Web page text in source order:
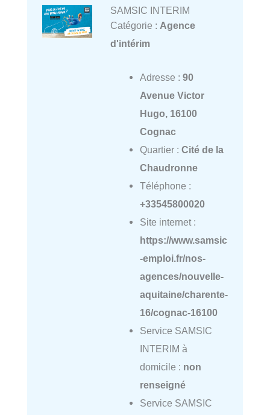
SAMSIC INTERIM
Catégorie : Agence
d'intérim
Adresse : 90
Avenue Victor
Hugo, 16100
Cognac
Quartier : Cité de la
Chaudronne
Téléphone :
+33545800020
Site internet :
https://www.samsic
-emploi.fr/nos-
agences/nouvelle-
aquitaine/charente-
16/cognac-16100
Service SAMSIC
INTERIM à
domicile : non
renseigné
Service SAMSIC